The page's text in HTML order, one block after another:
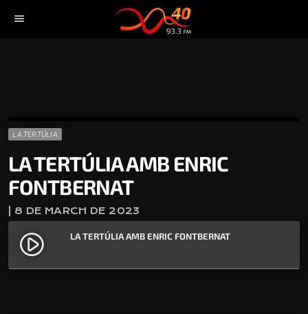
menu
LA TERTÚLIA
LA TERTÚLIA AMB ENRIC
FONTBERNAT
| 8 DE MARCH DE 2023
play_circle_filled LA TERTÚLIA AMB ENRIC FONTBERNAT